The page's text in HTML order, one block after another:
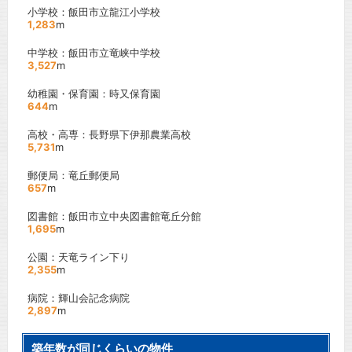
小学校：飯田市立龍江小学校
1,283m
中学校：飯田市立竜峡中学校
3,527m
幼稚園・保育園：時又保育園
644m
高校・高専：長野県下伊那農業高校
5,731m
郵便局：竜丘郵便局
657m
図書館：飯田市立中央図書館竜丘分館
1,695m
公園：天竜ライン下り
2,355m
病院：輝山会記念病院
2,897m
築年数が同じくらいの物件